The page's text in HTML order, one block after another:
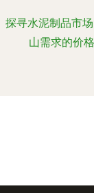
探寻水泥制品市
山需求的价